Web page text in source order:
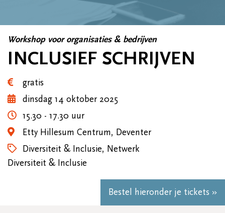
Bestel hieronder je tickets »
Workshop voor organisaties & bedrijven
INCLUSIEF SCHRIJVEN
gratis
dinsdag 14 oktober 2025
15.30 - 17.30 uur
Etty Hillesum Centrum, Deventer
Diversiteit & Inclusie, Netwerk
Diversiteit & Inclusie